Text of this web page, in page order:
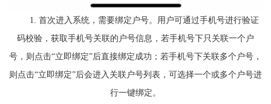
1. 首次进入系统，需要绑定户号。用户可通过手机号进行验证
码校验，获取手机号关联的户号信息，若手机号下只关联一个户
号，则点击“立即绑定”后直接绑定成功；若手机号下关联多个户号，
则点击“立即绑定”后会进入关联户号列表，可选择一个或多个户号进
行一键绑定。